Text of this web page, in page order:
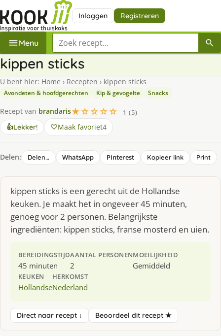
Inloggen Registreren
Menu Zoek een recept
kippen sticks
U bent hier: Home › Recepten › kippen sticks
Avondeten & hoofdgerechten Kip & gevogelte Snacks
Recept van brandaris★☆☆☆☆
1 (5)
👍Lekker! Maak favoriet4
Delen: Delen… WhatsApp Pinterest Kopieer link Print
kippen sticks is een gerecht uit de Hollandse
keuken. Je maakt het in ongeveer 45 minuten,
genoeg voor 2 personen. Belangrijkste
ingrediënten: kippen sticks, franse mosterd en uien.
BEREIDINGSTIJD
45 minuten
AANTAL PERSONEN
2
MOEILIJKHEID
Gemiddeld
KEUKEN
Hollandse
HERKOMST
Nederland
Direct naar recept ↓ Beoordeel dit recept ★